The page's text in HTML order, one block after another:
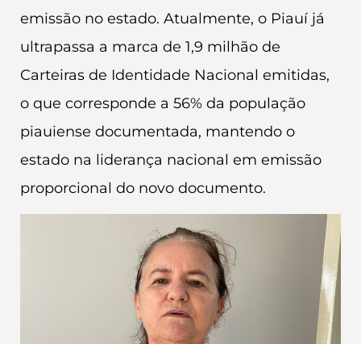
emissão no estado. Atualmente, o Piauí já
ultrapassa a marca de 1,9 milhão de
Carteiras de Identidade Nacional emitidas,
o que corresponde a 56% da população
piauiense documentada, mantendo o
estado na liderança nacional em emissão
proporcional do novo documento.